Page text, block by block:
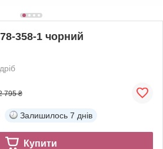
358-1 чорний
795 ₴
Залишилось 7 днів
Купити